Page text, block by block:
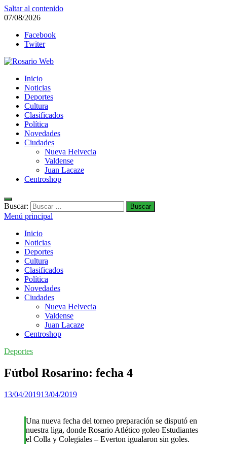
Saltar al contenido
07/08/2026
Facebook
Twiter
Rosario Web
Todas la noticias de Rosario y la zona
Inicio
Noticias
Deportes
Cultura
Clasificados
Política
Novedades
Ciudades
Nueva Helvecia
Valdense
Juan Lacaze
Centroshop
Buscar:
Menú principal
Inicio
Noticias
Deportes
Cultura
Clasificados
Política
Novedades
Ciudades
Nueva Helvecia
Valdense
Juan Lacaze
Centroshop
Deportes
Fútbol Rosarino: fecha 4
13/04/201913/04/2019
Una nueva fecha del torneo preparación se disputó en
nuestra liga, donde Rosario Atlético goleo Estudiantes
el Colla y Colegiales–Everton igualaron sin goles.